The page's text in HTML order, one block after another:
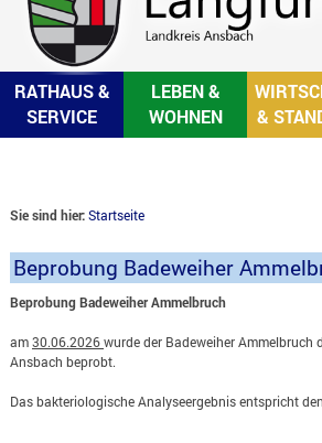
RATHAUS &
SERVICE
LEBEN &
WOHNEN
&
Sie sind hier:Startseite
Beprobung Badeweiher
Beprobung Badeweiher Ammelbruch
am30.06.2026wurde der Badeweiher Ammelbruch
Ansbach beprobt.
Das bakteriologische Analyseergebnis entspricht